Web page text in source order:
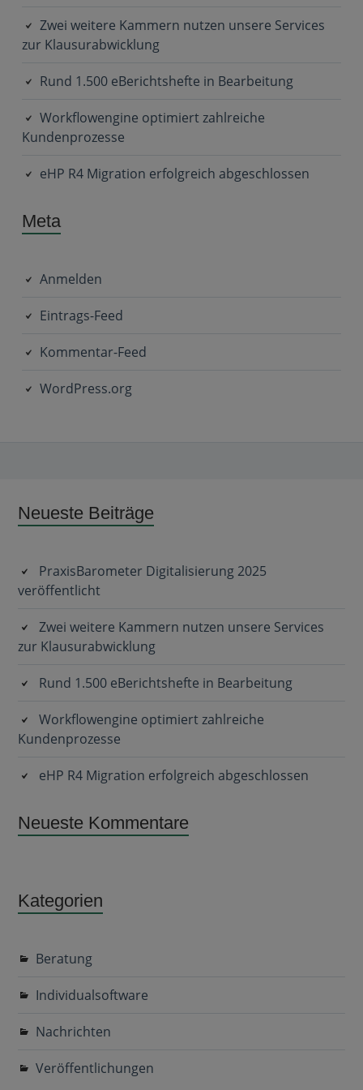
Zwei weitere Kammern nutzen unsere Services
zur Klausurabwicklung
Rund 1.500 eBerichtshefte in Bearbeitung
Workflowengine optimiert zahlreiche
Kundenprozesse
eHP R4 Migration erfolgreich abgeschlossen
Meta
Anmelden
Eintrags-Feed
Kommentar-Feed
WordPress.org
Subsidiary
Neueste Beiträge
PraxisBarometer Digitalisierung 2025
veröffentlicht
Zwei weitere Kammern nutzen unsere Services
zur Klausurabwicklung
Rund 1.500 eBerichtshefte in Bearbeitung
Workflowengine optimiert zahlreiche
Kundenprozesse
eHP R4 Migration erfolgreich abgeschlossen
Neueste Kommentare
Kategorien
Beratung
Individualsoftware
Nachrichten
Veröffentlichungen